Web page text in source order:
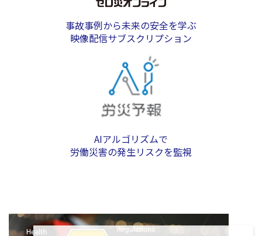
事故事例から未来の安全を学ぶ
映像配信サブスクリプション
AIアルゴリズムで
労働災害の発生リスクを監視